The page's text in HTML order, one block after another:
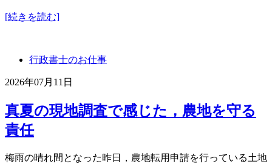
[続きを読む]
行政書士のお仕事
2026年07月11日
真夏の現地調査で感じた，農地を守る
責任
梅雨の晴れ間となった昨日，農地転用申請を行っている土地